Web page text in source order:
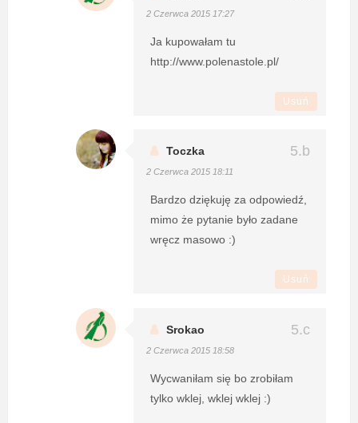
2 Czerwca 2015 17:27
Ja kupowałam tu
http://www.polenastole.pl/
Usuń
Toczka
2 Czerwca 2015 18:11
Bardzo dziękuję za odpowiedź,
mimo że pytanie było zadane
wręcz masowo :)
Usuń
Srokao
2 Czerwca 2015 18:58
Wycwaniłam się bo zrobiłam
tylko wklej, wklej wklej :)